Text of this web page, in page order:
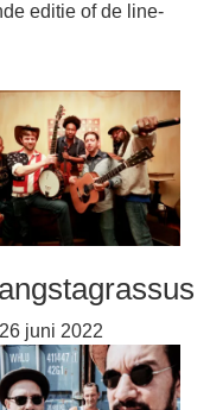
editie of de line-
us
juni 2022